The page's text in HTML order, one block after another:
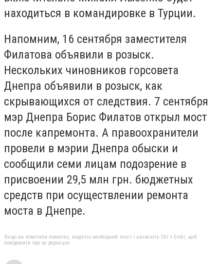
находиться в командировке в Турции.
Напомним, 16 сентября заместителя
Филатова объявили в розыск.
Нескольких чиновников горсовета
Днепра объявили в розыск, как
скрывающихся от следствия. 7 сентября
мэр Днепра Борис Филатов открыл мост
после капремонта. А правоохранители
провели в мэрии Днепра обыски и
сообщили семи лицам подозрение в
присвоении 29,5 млн грн. бюджетных
средств при осуществлении ремонта
моста в Днепре.
Якщо ви помітили помилку, виділіть необхідний текст і натисніть Ctrl + Enter, щоб
повідомити про це редакцію